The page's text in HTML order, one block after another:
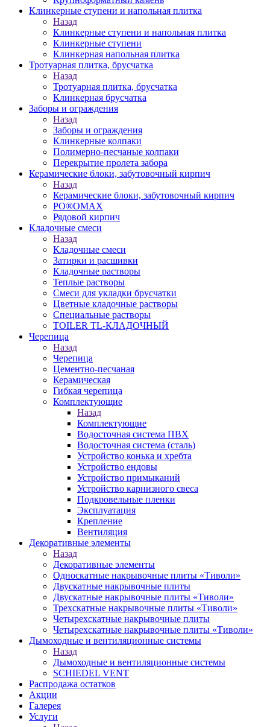
Клинкерные ступени и напольная плитка
Назад
Клинкерные ступени и напольная плитка
Клинкерные ступени
Клинкерная напольная плитка
Тротуарная плитка, брусчатка
Назад
Тротуарная плитка, брусчатка
Клинкерная брусчатка
Заборы и ограждения
Назад
Заборы и ограждения
Клинкерные колпаки
Полимерно-песчаные колпаки
Перекрытие пролета забора
Керамические блоки, забутовочный кирпич
Назад
Керамические блоки, забутовочный кирпич
PO®OMAX
Рядовой кирпич
Кладочные смеси
Назад
Кладочные смеси
Затирки и расшивки
Кладочные растворы
Теплые растворы
Смеси для укладки брусчатки
Цветные кладочные растворы
Специальные растворы
TOILER TL-КЛАДОЧНЫЙ
Черепица
Назад
Черепица
Цементно-песчаная
Керамическая
Гибкая черепица
Комплектующие
Назад
Комплектующие
Водосточная система ПВХ
Водосточная система (сталь)
Устройство конька и хребта
Устройство ендовы
Устройство примыканий
Устройство карнизного свеса
Подкровельные пленки
Эксплуатация
Крепление
Вентиляция
Декоративные элементы
Назад
Декоративные элементы
Односкатные накрывочные плиты «Тиволи»
Двускатные накрывочные плиты
Двускатные накрывочные плиты «Тиволи»
Трехскатные накрывочные плиты «Тиволи»
Четырехскатные накрывочные плиты
Четырехскатные накрывочные плиты «Тиволи»
Дымоходные и вентиляционные системы
Назад
Дымоходные и вентиляционные системы
SCHIEDEL VENT
Распродажа остатков
Акции
Галерея
Услуги